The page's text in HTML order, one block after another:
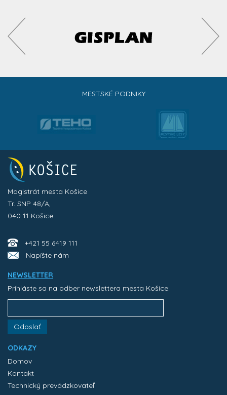
MESTSKÉ PODNIKY
Magistrát mesta Košice
Tr. SNP 48/A,
040 11 Košice
+421 55 6419 111
Napíšte nám
NEWSLETTER
Prihláste sa na odber newslettera mesta Košice:
Odoslať
ODKAZY
Domov
Kontakt
Technický prevádzkovateľ